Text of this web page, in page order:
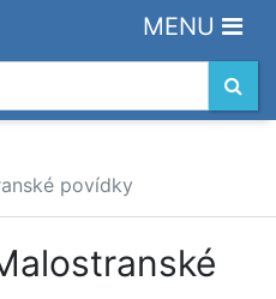
MENU
povídky